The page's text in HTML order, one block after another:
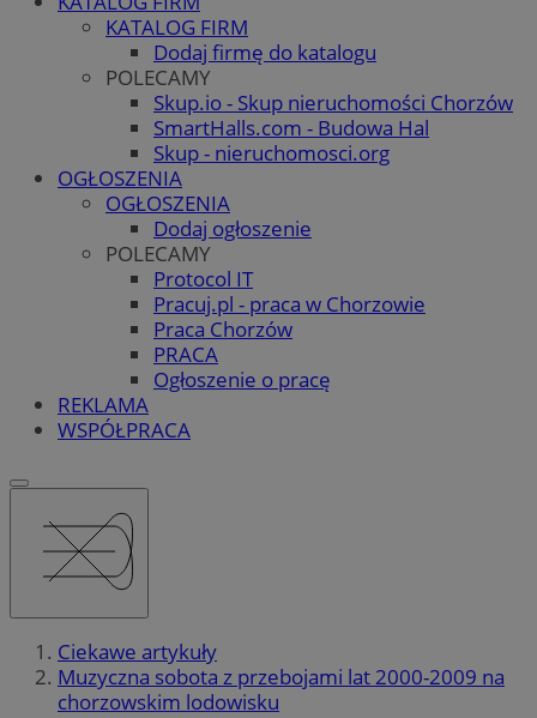
KATALOG FIRM
Dodaj firmę do katalogu
POLECAMY
Skup.io - Skup nieruchomości Chorzów
SmartHalls.com - Budowa Hal
Skup - nieruchomosci.org
OGŁOSZENIA
OGŁOSZENIA
Dodaj ogłoszenie
POLECAMY
Protocol IT
Pracuj.pl - praca w Chorzowie
Praca Chorzów
PRACA
Ogłoszenie o pracę
REKLAMA
WSPÓŁPRACA
Ciekawe artykuły
Muzyczna sobota z przebojami lat 2000-2009 na
chorzowskim lodowisku